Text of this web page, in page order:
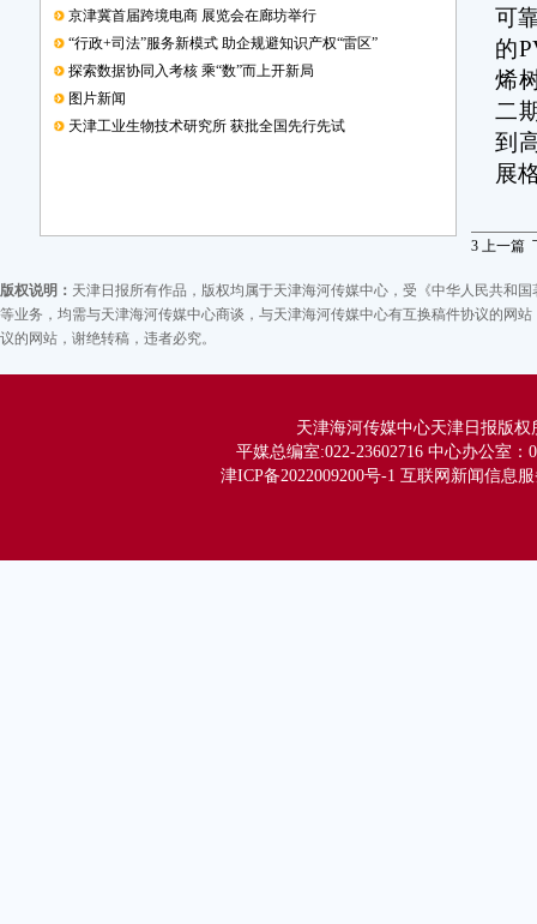
京津冀首届跨境电商 展览会在廊坊举行
“行政+司法”服务新模式 助企规避知识产权“雷区”
探索数据协同入考核 乘“数”而上开新局
图片新闻
天津工业生物技术研究所 获批全国先行先试
可
的
烯
二
到
展
应
南
叠
3 上一篇
版权说明： 天津日报所有作品，版权均属于天津海河传媒中心，受《中华人民共和
等业务，均需与天津海河传媒中心商谈，与天津海河传媒中心有互换稿件协议的网
议的网站，谢绝转稿，违者必究。
天津海河传媒中心天津日报版权
平媒总编室:022-23602716 中心办公室：
津ICP备2022009200号-1 互联网新闻信息